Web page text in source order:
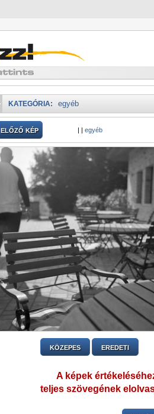
KATEGÓRIA: egyéb
ELŐZŐ KÉP | | egyéb
KÖZEPES EREDETI
A képek
teljes szövegének